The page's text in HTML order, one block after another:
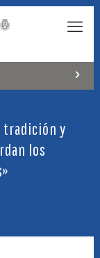
tradición y
los